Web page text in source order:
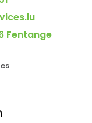
Fentange